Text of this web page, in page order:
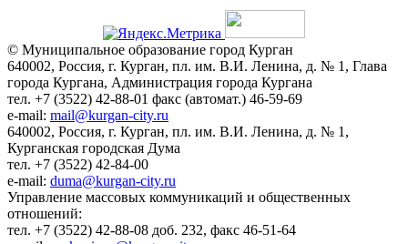
© Муниципальное образование город Курган
640002, Россия, г. Курган, пл. им. В.И. Ленина, д. № 1, Глава
города Кургана, Администрация города Кургана
тел. +7 (3522) 42-88-01 факс (автомат.) 46-59-69
e-mail: mail@kurgan-city.ru
640002, Россия, г. Курган, пл. им. В.И. Ленина, д. № 1,
Курганская городская Дума
тел. +7 (3522) 42-84-00
e-mail: duma@kurgan-city.ru
Управление массовых коммуникаций и общественных
отношений:
тел. +7 (3522) 42-88-08 доб. 232, факс 46-51-64